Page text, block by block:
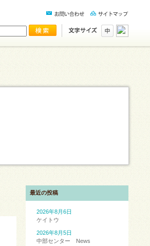
最近の投稿
2026年8月6日
ケイトウ
2026年8月5日
中部センター News